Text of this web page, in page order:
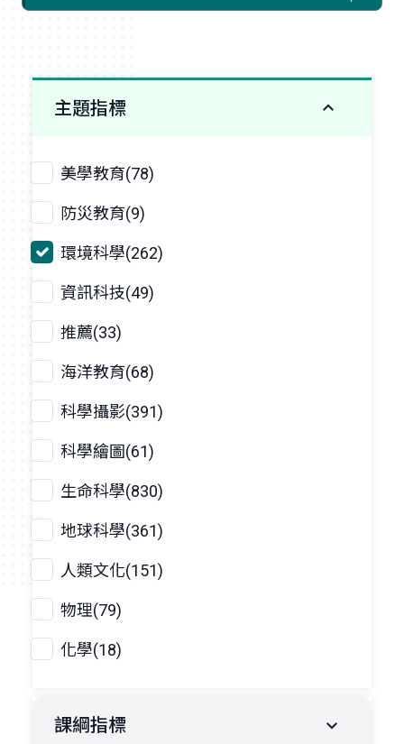
主題指標
美學教育(78)
防災教育(9)
環境科學(262)
資訊科技(49)
推薦(33)
海洋教育(68)
科學攝影(391)
科學繪圖(61)
生命科學(830)
地球科學(361)
人類文化(151)
物理(79)
化學(18)
課綱指標